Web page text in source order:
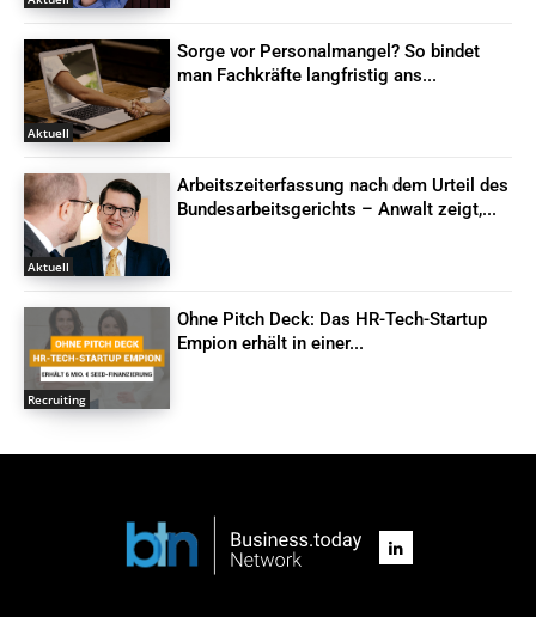
Aktuell
Sorge vor Personalmangel? So bindet
man Fachkräfte langfristig ans...
Aktuell
Arbeitszeiterfassung nach dem Urteil des
Bundesarbeitsgerichts – Anwalt zeigt,...
Recruiting
Ohne Pitch Deck: Das HR-Tech-Startup
Empion erhält in einer...